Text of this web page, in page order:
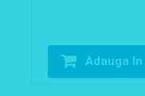
Adauga